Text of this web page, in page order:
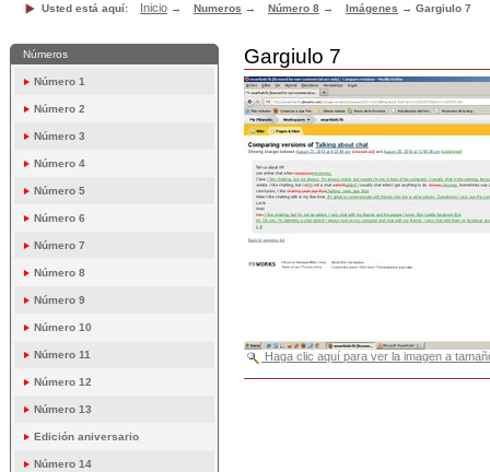
Usted está aquí: Inicio → Numeros → Número 8 → Imágenes → Gargiulo 7
Números
Número 1
Número 2
Número 3
Número 4
Número 5
Número 6
Número 7
Número 8
Número 9
Número 10
Número 11
Número 12
Número 13
Edición aniversario
Número 14
Gargiulo 7
Haga clic aquí para ver la imagen a